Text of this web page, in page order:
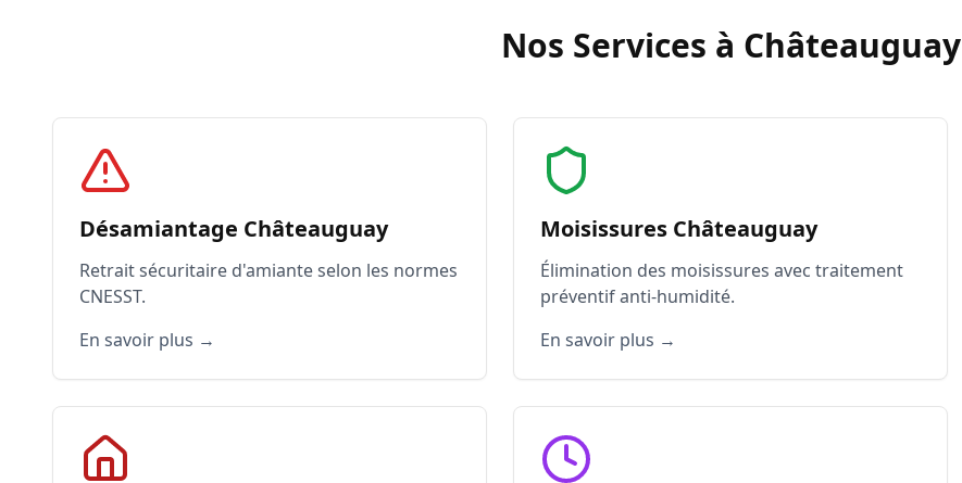
Nos Services à Châteauguay
Désamiantage Châteauguay
Retrait sécuritaire d'amiante selon les normes
CNESST.
En savoir plus →
Moisissures Châteauguay
Élimination des moisissures avec traitement
préventif anti-humidité.
En savoir plus →